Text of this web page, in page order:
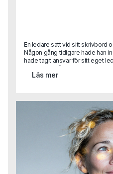
En ledare satt vid sitt skrivbord
Någon gång tidigare hade han
hade tagit ansvar för sitt eget
hade väntat på att förändringar
inte för att han hade alla svar,
driva den nödvändiga
Läs mer